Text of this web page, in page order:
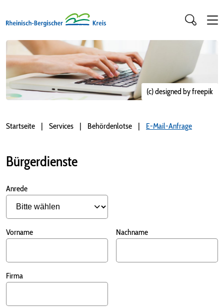
(c) designed by freepik
Startseite Services Behördenlotse E-Mail-Anfrage
Bürgerdienste
Anrede
Vorname Nachname
Firma